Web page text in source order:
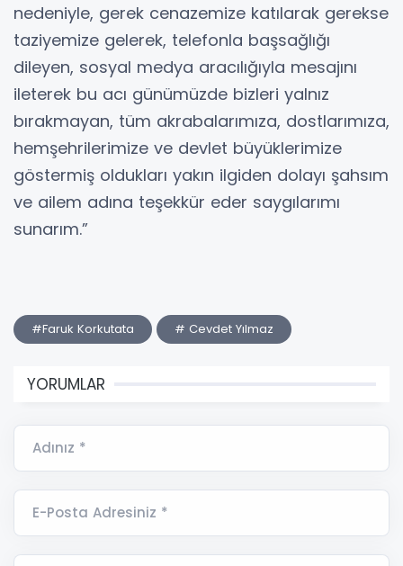
nedeniyle, gerek cenazemize katılarak gerekse
taziyemize gelerek, telefonla başsağlığı
dileyen, sosyal medya aracılığıyla mesajını
ileterek bu acı günümüzde bizleri yalnız
bırakmayan, tüm akrabalarımıza, dostlarımıza,
hemşehrilerimize ve devlet büyüklerimize
göstermiş oldukları yakın ilgiden dolayı şahsım
ve ailem adına teşekkür eder saygılarımı
sunarım.”
#Faruk Korkutata # Cevdet Yılmaz
YORUMLAR
Adınız *
E-Posta Adresiniz *